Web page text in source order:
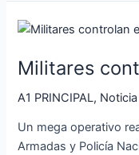
Militares
A1 PRINCIPAL, Noticia
Un mega operativo
Armadas y Policía
Militares
el
de
El
Oro